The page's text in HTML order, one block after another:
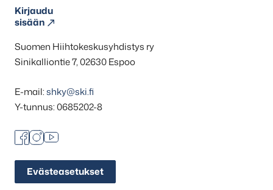
Kirjaudu
sisään
Suomen Hiihtokeskusyhdistys ry
Sinikalliontie 7, 02630 Espoo
E-mail:shky@ski.fi
Y-tunnus: 0685202-8
Facebook
Instagram
Youtube
Evästeasetukset